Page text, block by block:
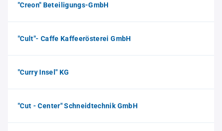
"Creon" Beteiligungs-GmbH
"Cult"- Caffe Kaffeerösterei GmbH
"Curry Insel" KG
"Cut - Center" Schneidtechnik GmbH